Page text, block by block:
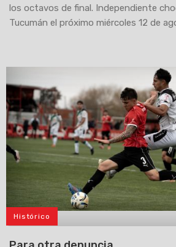
los octavos de final. Independiente
Tucumán el próximo miércoles 12 de
Histórico